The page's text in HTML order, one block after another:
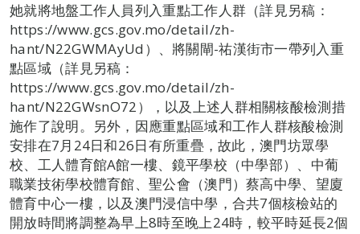
她就將地盤工作人員列入重點工作人群（詳見另稿：
https://www.gcs.gov.mo/detail/zh-
hant/N22GWMAyUd）、將關閘-祐漢街市一帶列入重
點區域（詳見另稿：
https://www.gcs.gov.mo/detail/zh-
hant/N22GWsnO72），以及上述人群相關核酸檢測措
施作了說明。另外，因應重點區域和工作人群核酸檢測
安排在7月24日和26日有所重疊，故此，澳門坊眾學
校、工人體育館A館一樓、鏡平學校（中學部）、中葡
職業技術學校體育館、聖公會（澳門）蔡高中學、望廈
體育中心一樓，以及澳門浸信中學，合共7個核檢站的
開放時間將調整為早上8時至晚上24時，較平時延長2個